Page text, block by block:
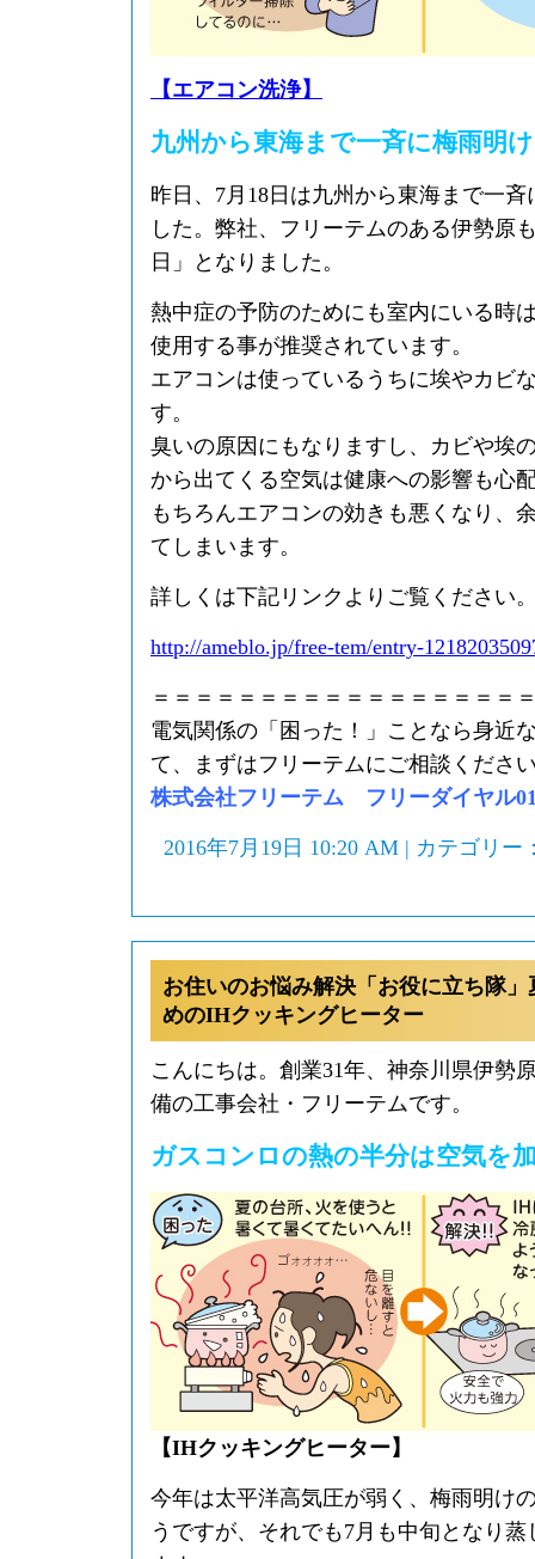
【エアコン洗浄】
九州から東海まで一斉に梅雨明け
昨日、7月18日は九州から東海まで一
した。弊社、フリーテムのある伊勢原
日」となりました。
熱中症の予防のためにも室内にいる時
使用する事が推奨されています。
エアコンは使っているうちに埃やカビ
す。
臭いの原因にもなりますし、カビや埃
から出てくる空気は健康への影響も心
もちろんエアコンの効きも悪くなり、
てしまいます。
詳しくは下記リンクよりご覧ください
http://ameblo.jp/free-tem/entry-
＝＝＝＝＝＝＝＝＝＝＝＝＝＝＝＝＝
電気関係の「困った！」ことなら身近
て、まずはフリーテムにご相談くださ
株式会社フリーテム フリーダイヤル
2016年7月19日 10:20 AM | カテゴリー
お住いのお悩み解決「お役に立ち隊
めのIHクッキングヒーター
こんにちは。創業31年、神奈川県伊勢
備の工事会社・フリーテムです。
ガスコンロの熱の半分は空気を
【IHクッキングヒーター】
今年は太平洋高気圧が弱く、梅雨明け
うですが、それでも7月も中旬となり